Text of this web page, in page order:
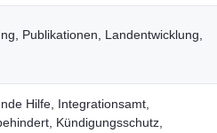
Publikationen, Landentwicklung,
Hilfe, Integrationsamt,
Kündigungsschutz,